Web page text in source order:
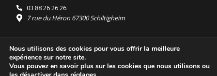
03 88 26 26 26
7 rue du Héron 67300 Schiltigheim
Horaires :
HUMANIS : du lundi au vendredi 9h - 18h
Ordidocaz : du lundi au vendredi 8h - 19h
© 2025 HUMANIS, tous droits réservés.
Nous utilisons des cookies pour vous offrir la meilleure
expérience sur notre site.
Vous pouvez en savoir plus sur les cookies que nous utilisons ou